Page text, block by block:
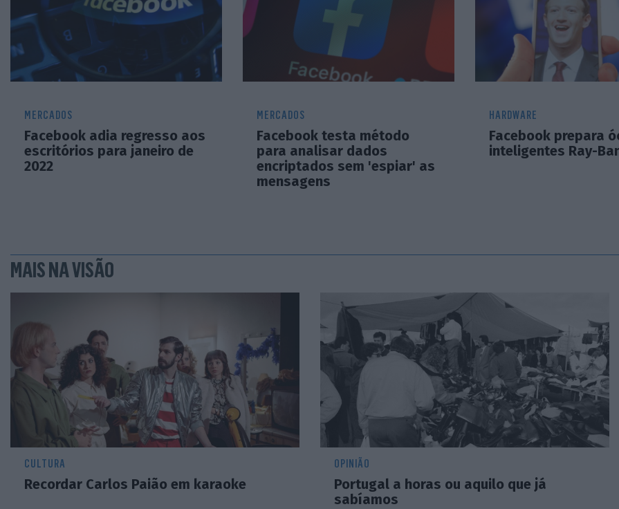
MERCADOS
Facebook adia regresso aos
escritórios para janeiro de
2022
MERCADOS
Facebook testa método
para analisar dados
encriptados sem 'espiar' as
mensagens
HARDWARE
Facebook prepara
inteligentes Ray-
MAIS NA VISÃO
CULTURA
Recordar Carlos Paião em karaoke
OPINIÃO
Portugal a horas ou aquilo que já
sabíamos